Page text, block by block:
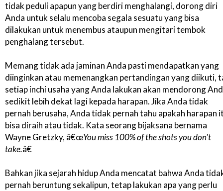
tidak peduli apapun yang berdiri menghalangi, dorong diri
Anda untuk selalu mencoba segala sesuatu yang bisa
dilakukan untuk menembus ataupun mengitari tembok
penghalang tersebut.
Memang tidak ada jaminan Anda pasti mendapatkan yang
diinginkan atau memenangkan pertandingan yang diikuti,
setiap inchi usaha yang Anda lakukan akan mendorong
sedikit lebih dekat lagi kepada harapan. Jika Anda tidak
pernah berusaha, Anda tidak pernah tahu apakah harapan
bisa diraih atau tidak. Kata seorang bijaksana bernama
Wayne Gretzky, â€œYou miss 100% of the shots you don't
take.â€
Bahkan jika sejarah hidup Anda mencatat bahwa Anda
pernah beruntung sekalipun, tetap lakukan apa yang perlu